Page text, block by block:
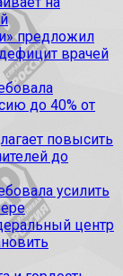
предложил
врачей
до 40% от
повысить
до
усилить
центр